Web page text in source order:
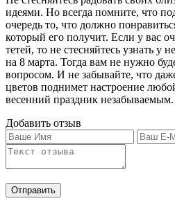
идеями. Но всегда помните, что
очередь то, что должно
который его получит. Если у вас
тетей, то не стесняйтесь узнать у
на 8 марта. Тогда вам не нужно
вопросом. И не забывайте, что
цветов поднимет настроение
весенний праздник незабываемым.
Добавить отзыв